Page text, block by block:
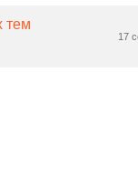
тем
17